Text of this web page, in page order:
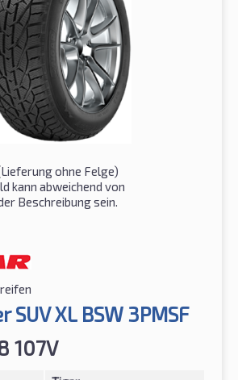
ohne Felge)
kann abweichend von
Beschreibung sein.
SUV XL BSW 3PMSF
107V